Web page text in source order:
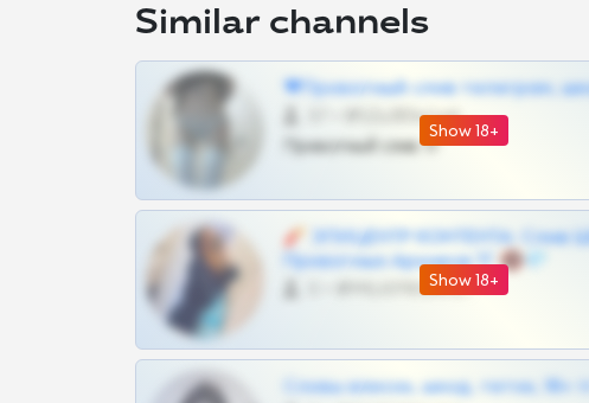
Similar channels
Show 18+
❤Приватный слив телеграм,
@SZu3ll3sCatt_bot
Приватный слив тг
Show 18+
🧨 ЭПИЦЕНТР КОНТЕНТА: Слив
Приватных Архивов ТГ 🔞💎
@MILKPRIVATES39BOT
Сливы вписок, шкод, теток, 18+ тг